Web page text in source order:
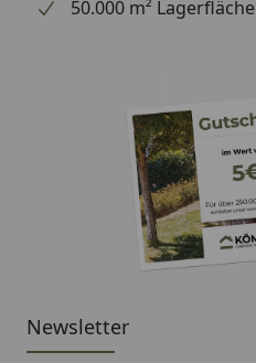
50.000 m² Lagerfläche
Newsletter